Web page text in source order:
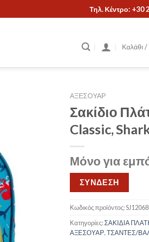
Τηλ. Κέντρο: +30
Καλάθι /
ΑΞΕΣΟΥΑΡ
Σακίδιο
Classic,
Μόνο για
ΣΥΝΔΕΣΗ
Κωδικός προϊόντος:
Κατηγορίες:ΣΑΚΙΔΙΑ
ΑΞΕΣΟΥΑΡ,ΤΣΑΝΤΕΣ/